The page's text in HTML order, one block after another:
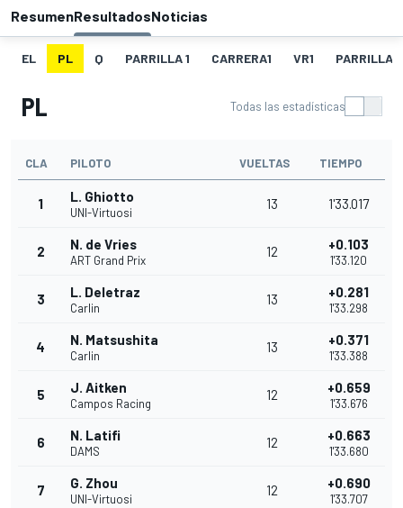
ResumenResultadosNoticias
EL PL Q PARRILLA 1 CARRERA1 VR1 PARRILLA 2
PL Todas las estadísticas
CLA PILOTO VUELTAS TIEMPO
1 L. Ghiotto
UNI-Virtuosi
13 1'33.017
2 N. de Vries
ART Grand Prix
12 +0.103
1'33.120
3 L. Deletraz
Carlin
13 +0.281
1'33.298
4 N. Matsushita
Carlin
13 +0.371
1'33.388
5 J. Aitken
Campos Racing
12 +0.659
1'33.676
6 N. Latifi
DAMS
12 +0.663
1'33.680
7 G. Zhou
UNI-Virtuosi
12 +0.690
1'33.707